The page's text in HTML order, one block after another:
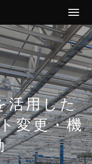
Toggle
Toggle
活用した
変更・機